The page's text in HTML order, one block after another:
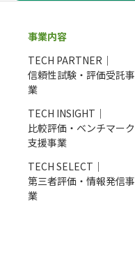
事業内容
TECH PARTNER｜
信頼性試験・評価受託事
業
TECH INSIGHT｜
比較評価・ベンチマーク
支援事業
TECH SELECT｜
第三者評価・情報発信事
業